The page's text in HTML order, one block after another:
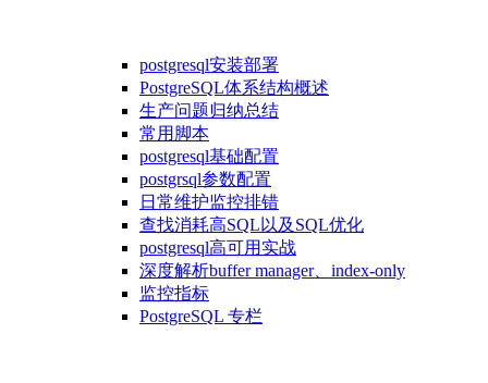
postgresql安装部署
PostgreSQL体系结构概述
生产问题归纳总结
常用脚本
postgresql基础配置
postgrsql参数配置
日常维护监控排错
查找消耗高SQL以及SQL优化
postgresql高可用实战
深度解析buffer manager、index-only
监控指标
PostgreSQL 专栏